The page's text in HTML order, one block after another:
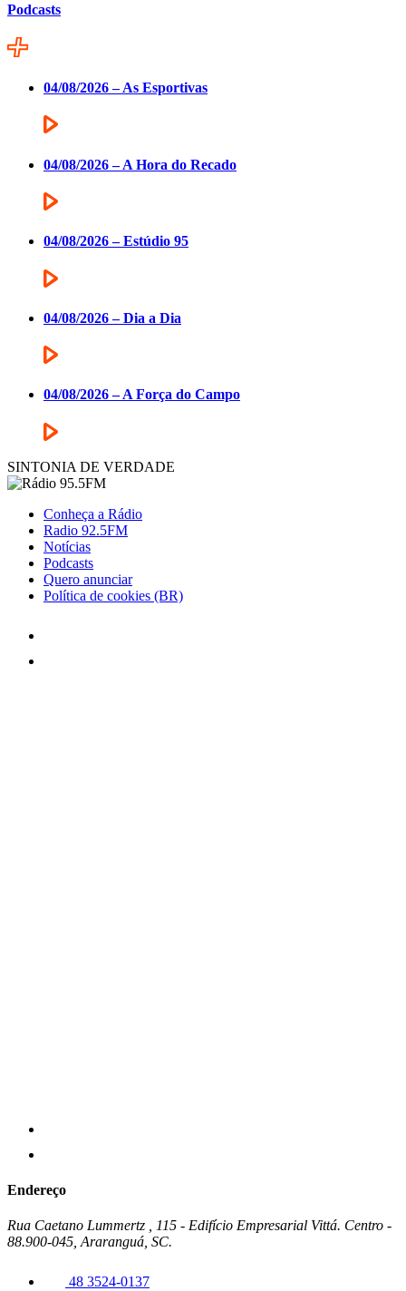
Podcasts
04/08/2026 – As Esportivas
04/08/2026 – A Hora do Recado
04/08/2026 – Estúdio 95
04/08/2026 – Dia a Dia
04/08/2026 – A Força do Campo
SINTONIA DE VERDADE
Conheça a Rádio
Radio 92.5FM
Notícias
Podcasts
Quero anunciar
Política de cookies (BR)
Endereço
Rua Caetano Lummertz , 115 - Edifício Empresarial Vittá. Centro -
88.900-045, Araranguá, SC.
48 3524-0137